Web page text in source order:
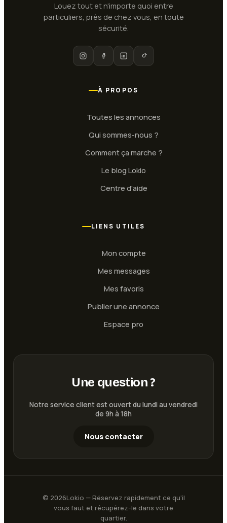
Louez tout et n'importe quoi entre
particuliers, près de chez vous, en toute
sécurité.
À PROPOS
Toutes les annonces
Qui sommes-nous ?
Comment ça marche ?
Le blog Lokio
Centre d'aide
LIENS UTILES
Mon compte
Mes messages
Mes favoris
Publier une annonce
Espace pro
Une question ?
Notre service client est ouvert du lundi au vendredi
de 9h à 18h
Nous contacter
© 2026Lokio — Réservez rapidement ce qu'il
vous faut et récupérez-le dans votre
quartier.